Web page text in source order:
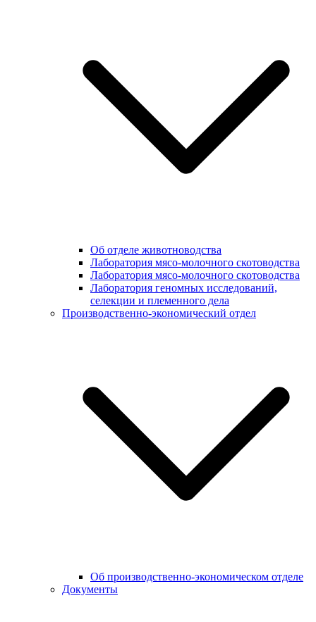
Об отделе животноводства
Лаборатория мясо-молочного скотоводства
Лаборатория мясо-молочного скотоводства
Лаборатория геномных исследований,
селекции и племенного дела
Производственно-экономический отдел
Об производственно-экономическом отделе
Документы